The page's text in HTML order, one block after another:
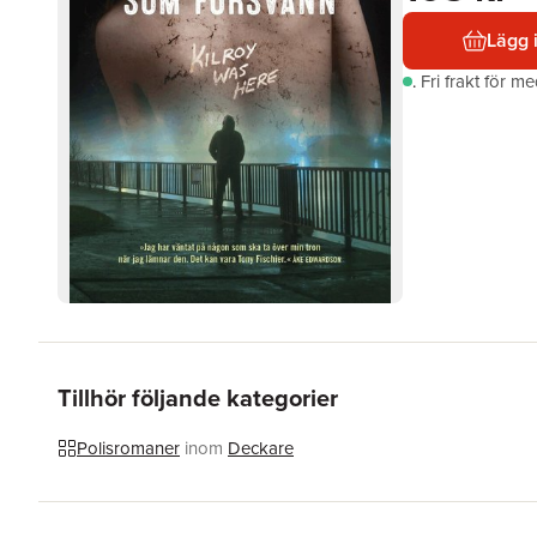
Lägg
. Fri frakt för
Tillhör följande kategorier
Polisromaner inom Deckare